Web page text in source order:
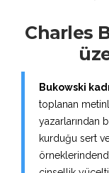
Charles
Bukowski
toplanan
yazarlarından
kurduğu sert